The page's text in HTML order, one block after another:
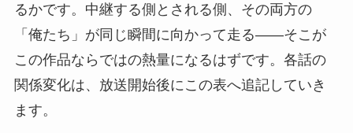
るかです。中継する側とされる側、その両方の
「俺たち」が同じ瞬間に向かって走る——そこが
この作品ならではの熱量になるはずです。各話の
関係変化は、放送開始後にこの表へ追記していき
ます。